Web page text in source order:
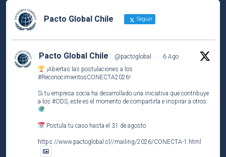
Pacto Global Chile Seguir
Pacto Global Chile @pactoglobal ·
6 Ago
¡Abiertas las postulaciones a los
#ReconocimientosCONECTA2026!
Si tu empresa socia ha desarrollado una iniciativa que contribuye
a los #ODS , este es el momento de compartirla e inspirar a otros.
Postula tu caso hasta el 31 de agosto.
https://www.pactoglobal.cl//mailing/2026/CONECTA-1.html